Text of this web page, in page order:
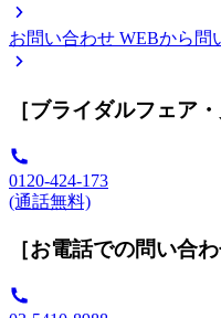
お問い合わせ WEBから問
［ブライダルフェア
0120-424-173
(通話無料)
［お電話での問い合わ